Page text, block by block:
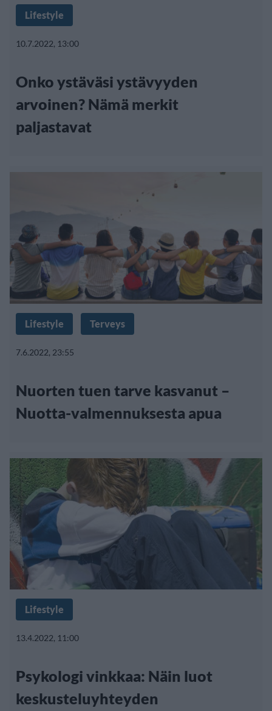
Lifestyle
10.7.2022, 13:00
Onko ystäväsi ystävyyden
arvoinen? Nämä merkit
paljastavat
Lifestyle Terveys
7.6.2022, 23:55
Nuorten tuen tarve kasvanut –
Nuotta-valmennuksesta apua
Lifestyle
13.4.2022, 11:00
Psykologi vinkkaa: Näin luot
keskusteluyhteyden